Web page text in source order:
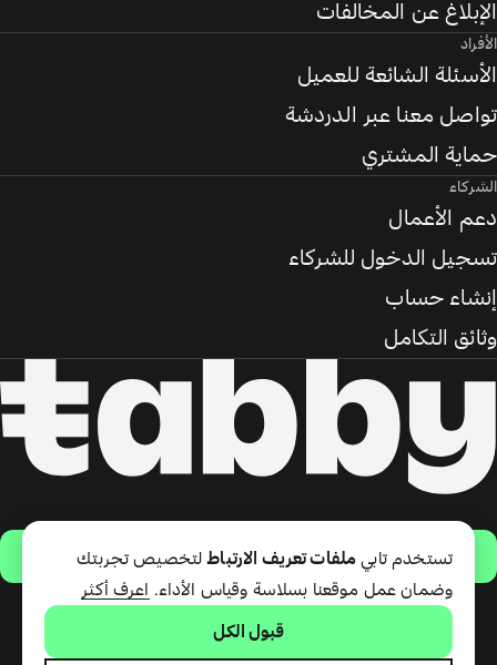
حمّل التطبيق
تقدّم شركة تابي ذ.م.م خدمة الدفع
الإبلاغ عن المخالفات
الأفراد
الأسئلة الشائعة للعميل
تواصل معنا عبر الدردشة
حماية المشتري
الشركاء
دعم الأعمال
تسجيل الدخول للشركاء
إنشاء حساب
وثائق التكامل
تستخدم تابي ملفات تعريف الارتباطلتخصيص تجربتك
وضمان عمل موقعنا بسلاسة وقياس الأداء.
اعرف أكثر
قبول الكل